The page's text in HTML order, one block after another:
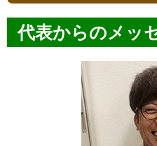
代表からのメッ